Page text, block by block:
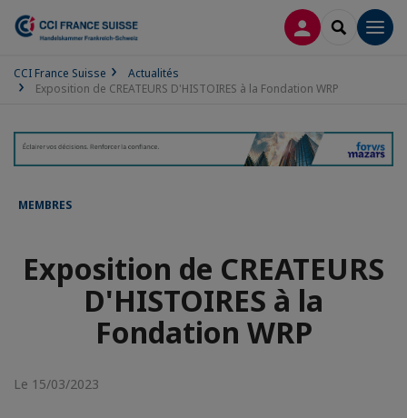
CONNEXION
CCI France Suisse
Actualités
Exposition de CREATEURS D'HISTOIRES à la Fondation WRP
MEMBRES
Exposition de CREATEURS
D'HISTOIRES à la
Fondation WRP
Le 15/03/2023